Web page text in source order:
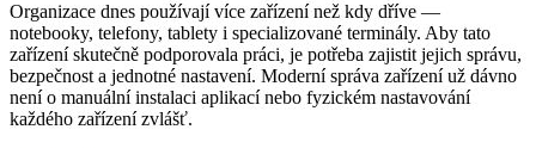
Organizace dnes používají více zařízení než kdy dříve —
notebooky, telefony, tablety i specializované terminály. Aby tato
zařízení skutečně podporovala práci, je potřeba zajistit jejich správu,
bezpečnost a jednotné nastavení. Moderní správa zařízení už dávno
není o manuální instalaci aplikací nebo fyzickém nastavování
každého zařízení zvlášť.